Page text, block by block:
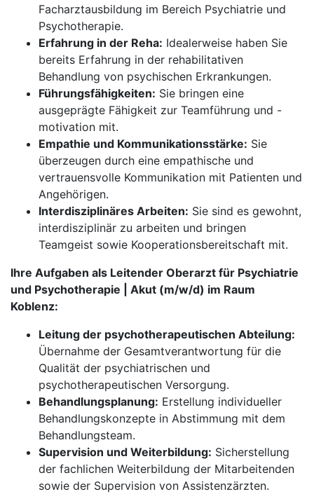
Facharztausbildung im Bereich Psychiatrie und
Psychotherapie.
Erfahrung in der Reha: Idealerweise haben Sie
bereits Erfahrung in der rehabilitativen
Behandlung von psychischen Erkrankungen.
Führungsfähigkeiten: Sie bringen eine
ausgeprägte Fähigkeit zur Teamführung und -
motivation mit.
Empathie und Kommunikationsstärke: Sie
überzeugen durch eine empathische und
vertrauensvolle Kommunikation mit Patienten und
Angehörigen.
Interdisziplinäres Arbeiten: Sie sind es gewohnt,
interdisziplinär zu arbeiten und bringen
Teamgeist sowie Kooperationsbereitschaft mit.
Ihre Aufgaben als Leitender Oberarzt für Psychiatrie
und Psychotherapie | Akut (m/w/d) im Raum
Koblenz:
Leitung der psychotherapeutischen Abteilung:
Übernahme der Gesamtverantwortung für die
Qualität der psychiatrischen und
psychotherapeutischen Versorgung.
Behandlungsplanung: Erstellung individueller
Behandlungskonzepte in Abstimmung mit dem
Behandlungsteam.
Supervision und Weiterbildung: Sicherstellung
der fachlichen Weiterbildung der Mitarbeitenden
sowie der Supervision von Assistenzärzten.